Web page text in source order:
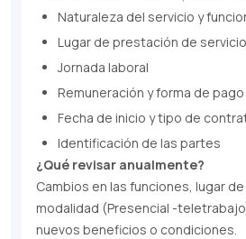
Naturaleza del servicio y
Lugar de prestación de
Jornada laboral
Remuneración y forma de pago
Fecha de inicio y tipo de
Identificación de las partes
¿Qué revisar anualmente?
Cambios en las funciones, lugar
modalidad (Presencial -
nuevos beneficios o condiciones.